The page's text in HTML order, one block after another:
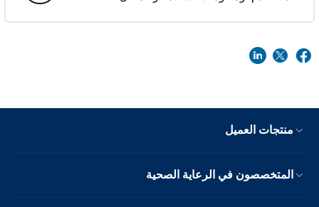
منتجات العميل
المتخصصون في الرعاية الصحية